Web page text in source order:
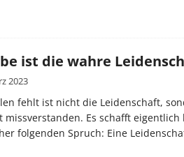
ist die wahre
2023
fehlt ist nicht die Leidenschaft,
missverstanden. Es schafft
folgenden Spruch: Eine